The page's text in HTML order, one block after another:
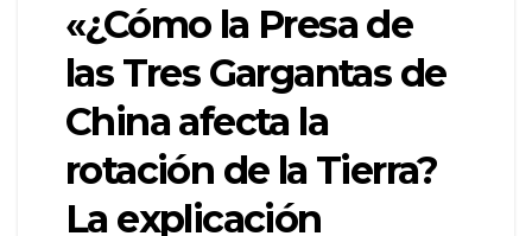
«¿Cómo la Presa de
las Tres Gargantas de
China afecta la
rotación de la Tierra?
La explicación